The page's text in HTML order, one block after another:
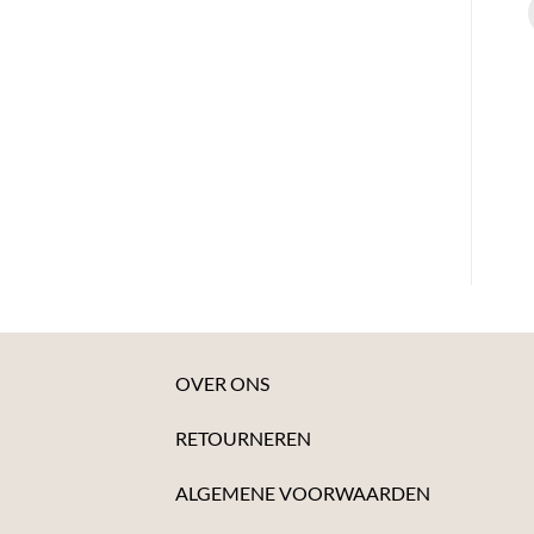
OVER ONS
RETOURNEREN
ALGEMENE VOORWAARDEN